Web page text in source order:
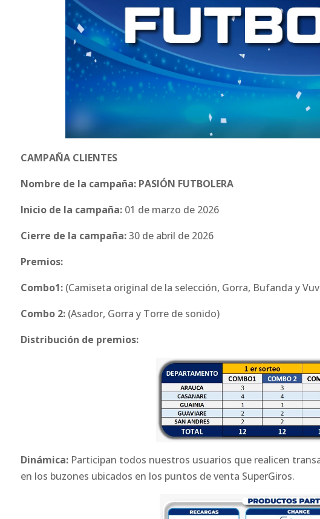
CAMPAÑA CLIENTES
Nombre de la campaña: PASIÓN FUTBOLERA
Inicio de la campaña:01 de marzo de 2026
Cierre de la campaña:30 de abril de 2026
Premios:
Combo1:(Camiseta original de la selección, Gorra, Bufanda y
Combo 2:(Asador, Gorra y Torre de sonido)
Distribución de premios:
Dinámica:Participan todos nuestros usuarios que realicen
en los buzones ubicados en los puntos de venta SuperGiros.